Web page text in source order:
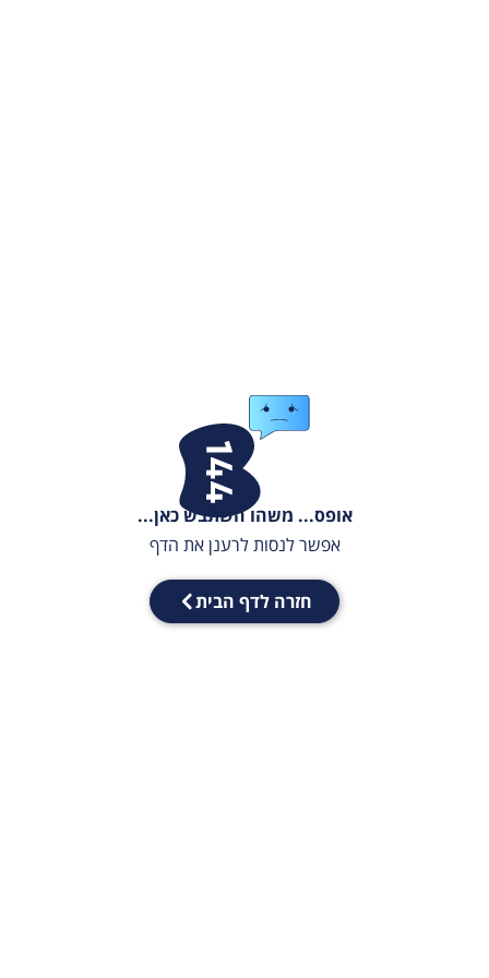
אופס... משהו השתבש כאן...
אפשר לנסות לרענן את הדף
חזרה לדף הבית